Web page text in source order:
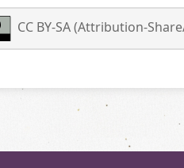
CC BY-SA (Attribution-